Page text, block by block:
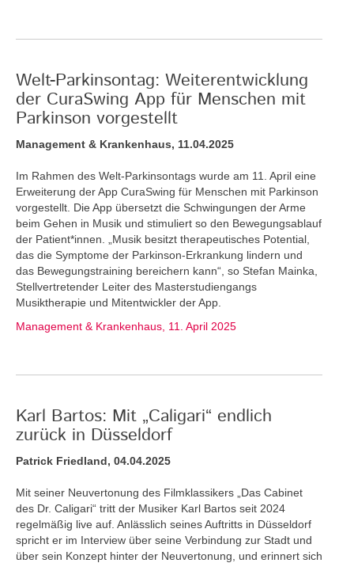
Welt-Parkinsontag: Weiterentwicklung
der CuraSwing App für Menschen mit
Parkinson vorgestellt
Management & Krankenhaus, 11.04.2025
Im Rahmen des Welt-Parkinsontags wurde am 11. April eine
Erweiterung der App CuraSwing für Menschen mit Parkinson
vorgestellt. Die App übersetzt die Schwingungen der Arme
beim Gehen in Musik und stimuliert so den Bewegungsablauf
der Patient*innen. „Musik besitzt therapeutisches Potential,
das die Symptome der Parkinson-Erkrankung lindern und
das Bewegungstraining bereichern kann“, so Stefan Mainka,
Stellvertretender Leiter des Masterstudiengangs
Musiktherapie und Mitentwickler der App.
Management & Krankenhaus, 11. April 2025
Karl Bartos: Mit „Caligari“ endlich
zurück in Düsseldorf
Patrick Friedland, 04.04.2025
Mit seiner Neuvertonung des Filmklassikers „Das Cabinet
des Dr. Caligari“ tritt der Musiker Karl Bartos seit 2024
regelmäßig live auf. Anlässlich seines Auftritts in Düsseldorf
spricht er im Interview über seine Verbindung zur Stadt und
über sein Konzept hinter der Neuvertonung, und erinnert sich